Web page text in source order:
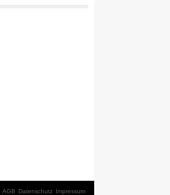
Impressum
Datenschutz
AGB